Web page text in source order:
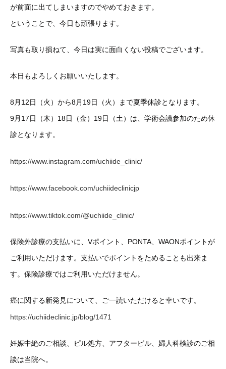
が前面に出てしまいますのでやめておきます。
ということで、今日も頑張ります。
写真も取り損ねて、今日は実に面白くない投稿でございます。
本日もよろしくお願いいたします。
8月12日（火）から8月19日（火）まで夏季休診となります。
9月17日（木）18日（金）19日（土）は、学術会議参加のため休
診となります。
https://www.instagram.com/uchiide_clinic/
https://www.facebook.com/uchiideclinicjp
https://www.tiktok.com/@uchiide_clinic/
保険外診療の支払いに、Vポイント、PONTA、WAONポイントが
ご利用いただけます。支払いでポイントをためることも出来ま
す。保険診療ではご利用いただけません。
癌に関する新発見について、ご一読いただけると幸いです。
https://uchiideclinic.jp/blog/1471
妊娠中絶のご相談、ピル処方、アフターピル、婦人科検診のご相
談は当院へ。